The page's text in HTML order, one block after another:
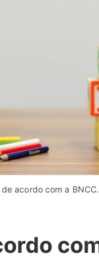
acordo com a BNCC.